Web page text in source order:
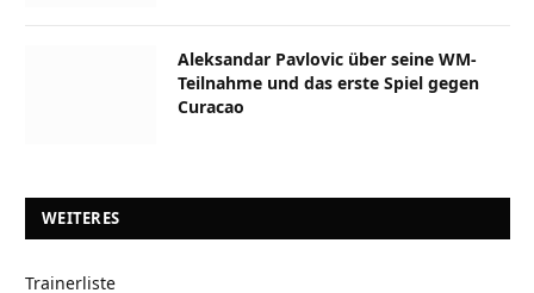
Aleksandar Pavlovic über seine WM-
Teilnahme und das erste Spiel gegen
Curacao
WEITERES
Trainerliste